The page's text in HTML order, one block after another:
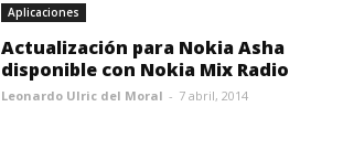
Aplicaciones
Actualización para Nokia Asha
disponible con Nokia Mix Radio
Leonardo Ulric del Moral - 7 abril, 2014